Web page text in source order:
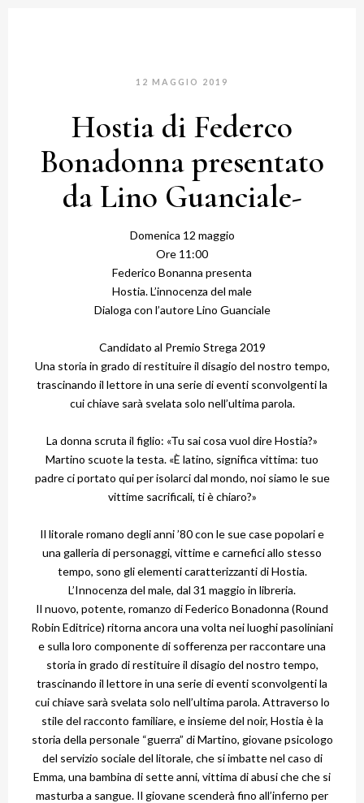
12 MAGGIO 2019
Hostia di Federco
Bonadonna presentato
da Lino Guanciale-
Domenica 12 maggio
Ore 11:00
Federico Bonanna presenta
Hostia. L’innocenza del male
Dialoga con l’autore Lino Guanciale
Candidato al Premio Strega 2019
Una storia in grado di restituire il disagio del nostro tempo,
trascinando il lettore in una serie di eventi sconvolgenti la
cui chiave sarà svelata solo nell’ultima parola.
La donna scruta il figlio: «Tu sai cosa vuol dire Hostia?»
Martino scuote la testa. «È latino, significa vittima: tuo
padre ci portato qui per isolarci dal mondo, noi siamo le sue
vittime sacrificali, ti è chiaro?»
Il litorale romano degli anni ’80 con le sue case popolari e
una galleria di personaggi, vittime e carnefici allo stesso
tempo, sono gli elementi caratterizzanti di Hostia.
L’Innocenza del male, dal 31 maggio in libreria.
Il nuovo, potente, romanzo di Federico Bonadonna (Round
Robin Editrice) ritorna ancora una volta nei luoghi pasoliniani
e sulla loro componente di sofferenza per raccontare una
storia in grado di restituire il disagio del nostro tempo,
trascinando il lettore in una serie di eventi sconvolgenti la
cui chiave sarà svelata solo nell’ultima parola. Attraverso lo
stile del racconto familiare, e insieme del noir, Hostia è la
storia della personale “guerra” di Martino, giovane psicologo
del servizio sociale del litorale, che si imbatte nel caso di
Emma, una bambina di sette anni, vittima di abusi che che si
masturba a sangue. Il giovane scenderà fino all’inferno per